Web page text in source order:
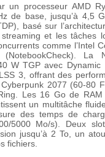
un processeur AMD
de base, jusqu’à 4,5
basé sur
et les tâches
comme l’Intel
(NotebookCheck). La
W TGP avec Dynamic
3, offrant des
Cyberpunk 2077 (60-80
. Les 16 Go de RAM
un multitâche
des temps de
5000 Mo/s). Deux
jusqu’à 2 To, un
fichiers.